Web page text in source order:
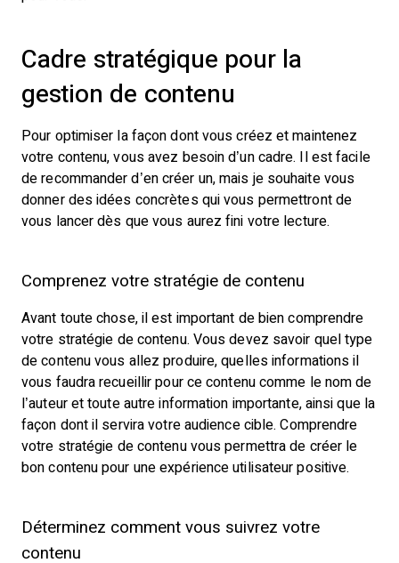
Cadre stratégique pour la
gestion de contenu
Pour optimiser la façon dont vous créez et maintenez
votre contenu, vous avez besoin d’un cadre. Il est facile
de recommander d’en créer un, mais je souhaite vous
donner des idées concrètes qui vous permettront de
vous lancer dès que vous aurez fini votre lecture.
Comprenez votre stratégie de contenu
Avant toute chose, il est important de bien comprendre
votre stratégie de contenu. Vous devez savoir quel type
de contenu vous allez produire, quelles informations il
vous faudra recueillir pour ce contenu comme le nom de
l’auteur et toute autre information importante, ainsi que la
façon dont il servira votre audience cible. Comprendre
votre stratégie de contenu vous permettra de créer le
bon contenu pour une expérience utilisateur positive.
Déterminez comment vous suivrez votre
contenu